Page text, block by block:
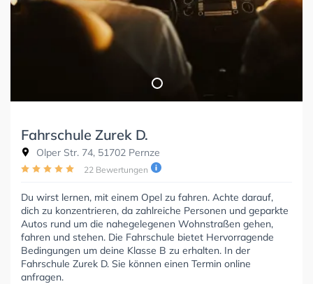
Fahrschule Zurek D.
Olper Str. 74, 51702 Pernze
22 Bewertungen
Du wirst lernen, mit einem Opel zu fahren. Achte darauf,
dich zu konzentrieren, da zahlreiche Personen und geparkte
Autos rund um die nahegelegenen Wohnstraßen gehen,
fahren und stehen. Die Fahrschule bietet Hervorragende
Bedingungen um deine Klasse B zu erhalten. In der
Fahrschule Zurek D. Sie können einen Termin online
anfragen.